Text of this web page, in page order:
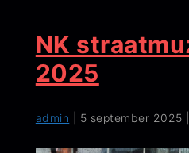
NK
2025
admin 5 september 2025